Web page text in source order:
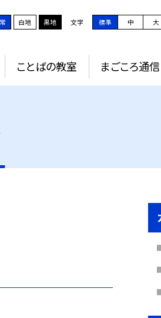
白地 黒地 文字 標準 中 大
ことばの教室 まごころ通信